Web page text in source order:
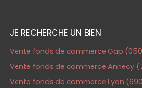
JE RECHERCHE UN BIEN
Vente fonds de commerce Gap
Vente fonds de commerce Annecy
Vente fonds de commerce Lyon